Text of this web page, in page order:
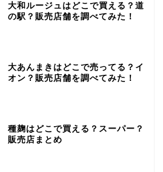
大和ルージュはどこで買える？道
の駅？販売店舗を調べてみた！
大あんまきはどこで売ってる？イ
オン？販売店舗を調べてみた！
種麹はどこで買える？スーパー？
販売店まとめ